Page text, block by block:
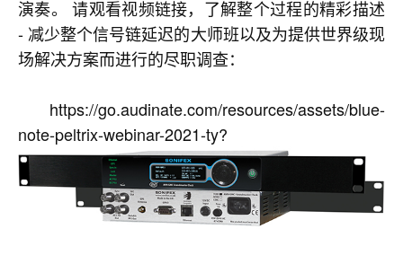
演奏。 请观看视频链接，了解整个过程的精彩描述
- 减少整个信号链延迟的大师班以及为提供世界级现
场解决方案而进行的尽职调查：
https://go.audinate.com/resources/assets/blue-
note-peltrix-webinar-2021-ty?